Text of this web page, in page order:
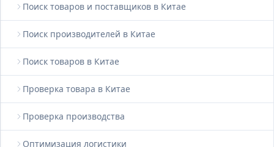
Поиск товаров и поставщиков в Китае
Поиск производителей в Китае
Поиск товаров в Китае
Проверка товара в Китае
Проверка производства
Оптимизация логистики